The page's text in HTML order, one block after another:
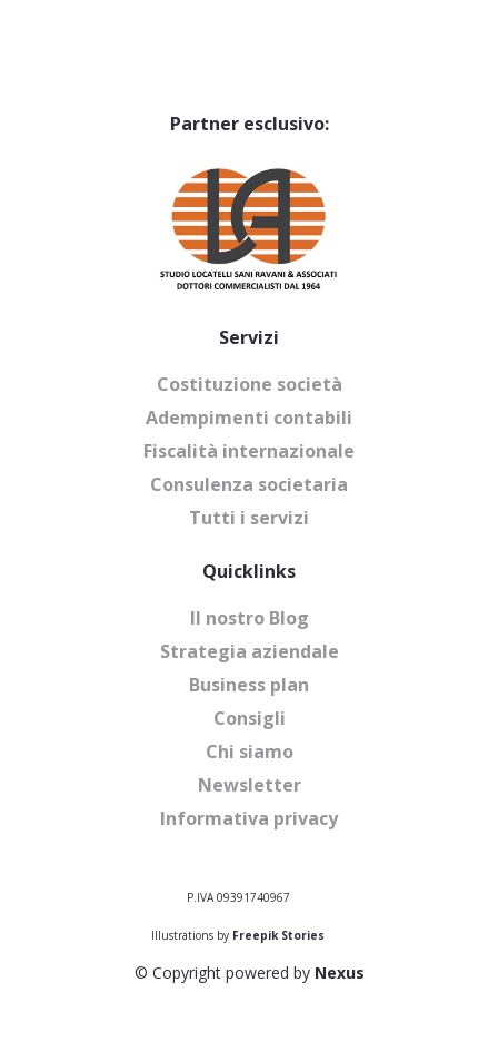
Partner esclusivo:
Servizi
Costituzione società
Adempimenti contabili
Fiscalità internazionale
Consulenza societaria
Tutti i servizi
Quicklinks
Il nostro Blog
Strategia aziendale
Business plan
Consigli
Chi siamo
Newsletter
Informativa privacy
P.IVA 09391740967
Illustrations by Freepik Stories
© Copyright powered by Nexus